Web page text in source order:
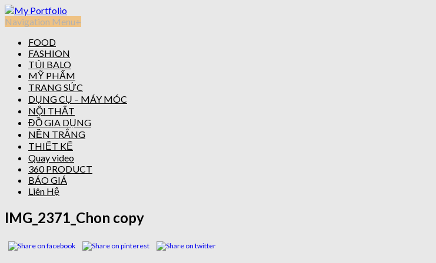
Navigation Menu+
FOOD
FASHION
TÚI BALO
MỸ PHẨM
TRANG SỨC
DỤNG CỤ – MÁY MÓC
NỘI THẤT
ĐỒ GIA DỤNG
NỀN TRẮNG
THIẾT KẾ
Quay video
360 PRODUCT
BÁO GIÁ
Liên Hệ
IMG_2371_Chon copy